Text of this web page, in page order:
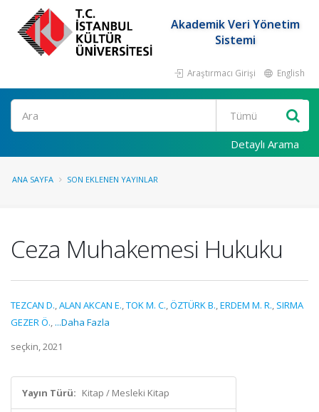
Akademik Veri Yönetim
Sistemi
Araştırmacı Girişi English
Ara
Detaylı Arama
ANA SAYFA SON EKLENEN YAYINLAR
Ceza Muhakemesi Hukuku
TEZCAN D.,ALAN AKCAN E.,TOK M. C.,ÖZTÜRK B.,ERDEM M. R., SIRMA
GEZER Ö., ...Daha Fazla
seçkin, 2021
Yayın Türü: Kitap / Mesleki Kitap